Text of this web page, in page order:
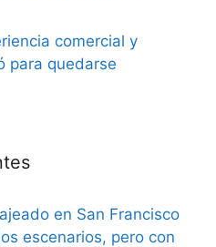
comercial y
para quedarse
en San Francisco
escenarios, pero con